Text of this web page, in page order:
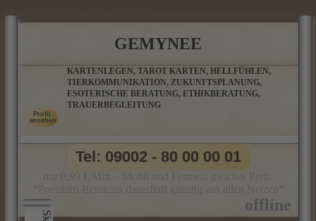
GEMYNEE
KARTENLEGEN, TAROT KARTEN, HELLFÜHLEN,
TIERKOMMUNIKATION, ZUKUNFTSPLANUNG,
ESOTERISCHE BERATUNG, ETHIKBERATUNG,
TRAUERBEGLEITUNG
Tel: 09002 - 80 00 00 01